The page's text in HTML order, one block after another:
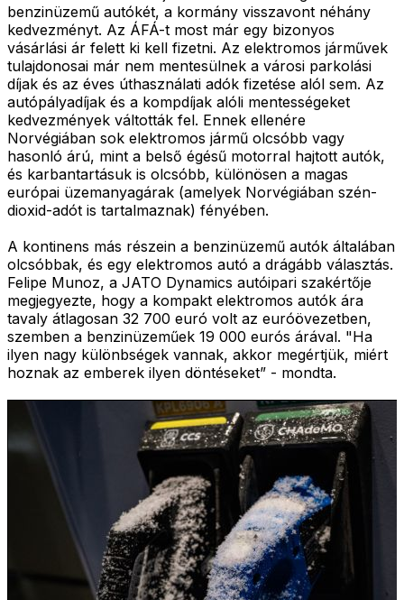
benzinüzemű autókét, a kormány visszavont néhány
kedvezményt. Az ÁFÁ-t most már egy bizonyos
vásárlási ár felett ki kell fizetni. Az elektromos járművek
tulajdonosai már nem mentesülnek a városi parkolási
díjak és az éves úthasználati adók fizetése alól sem. Az
autópályadíjak és a kompdíjak alóli mentességeket
kedvezmények váltották fel. Ennek ellenére
Norvégiában sok elektromos jármű olcsóbb vagy
hasonló árú, mint a belső égésű motorral hajtott autók,
és karbantartásuk is olcsóbb, különösen a magas
európai üzemanyagárak (amelyek Norvégiában szén-
dioxid-adót is tartalmaznak) fényében.
A kontinens más részein a benzinüzemű autók általában
olcsóbbak, és egy elektromos autó a drágább választás.
Felipe Munoz, a JATO Dynamics autóipari szakértője
megjegyezte, hogy a kompakt elektromos autók ára
tavaly átlagosan 32 700 euró volt az euróövezetben,
szemben a benzinüzeműek 19 000 eurós árával. "Ha
ilyen nagy különbségek vannak, akkor megértjük, miért
hoznak az emberek ilyen döntéseket” - mondta.